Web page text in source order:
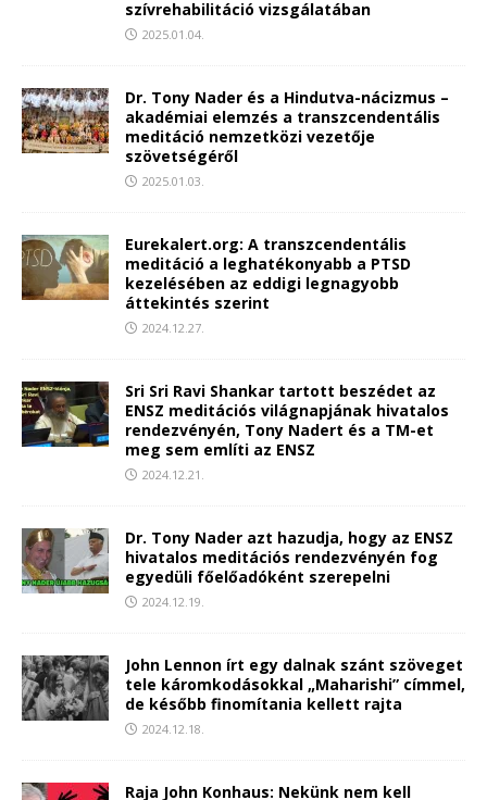
szívrehabilitáció vizsgálatában
2025.01.04.
Dr. Tony Nader és a Hindutva-nácizmus –
akadémiai elemzés a transzcendentális
meditáció nemzetközi vezetője
szövetségéről
2025.01.03.
Eurekalert.org: A transzcendentális
meditáció a leghatékonyabb a PTSD
kezelésében az eddigi legnagyobb
áttekintés szerint
2024.12.27.
Sri Sri Ravi Shankar tartott beszédet az
ENSZ meditációs világnapjának hivatalos
rendezvényén, Tony Nadert és a TM-et
meg sem említi az ENSZ
2024.12.21.
Dr. Tony Nader azt hazudja, hogy az ENSZ
hivatalos meditációs rendezvényén fog
egyedüli főelőadóként szerepelni
2024.12.19.
John Lennon írt egy dalnak szánt szöveget
tele káromkodásokkal „Maharishi” címmel,
de később finomítania kellett rajta
2024.12.18.
Raja John Konhaus: Nekünk nem kell